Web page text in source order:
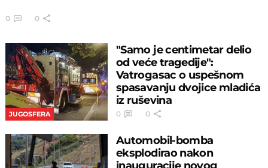
0 0
JUGOSFERA
"Samo je centimetar delio
od veće tragedije":
Vatrogasac o uspešnom
spasavanju dvojice mladića
iz ruševina
0 0
Automobil-bomba
eksplodirao nakon